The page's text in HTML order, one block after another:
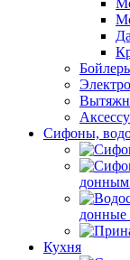
Сифоны,
донным
донные
Кухня